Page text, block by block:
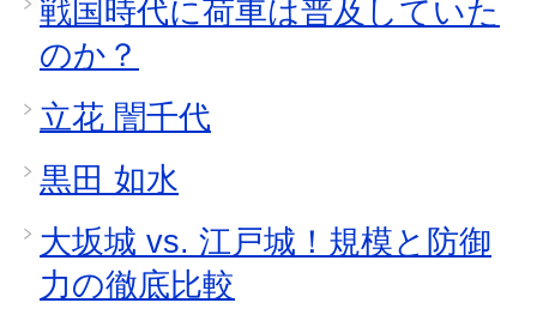
戦国時代に荷車は普及していた
のか？
立花 誾千代
黒田 如水
大坂城 vs. 江戸城！規模と防御
力の徹底比較